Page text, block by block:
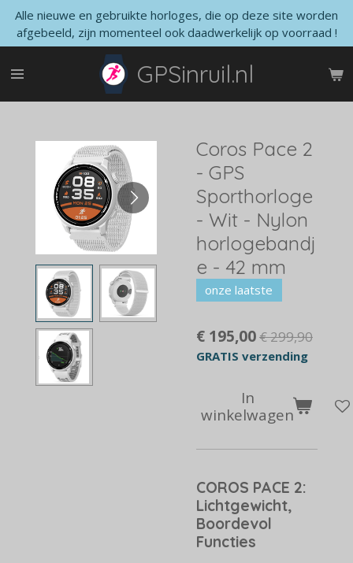
Ga
direct
naar
de
GPSinruil.nl
Alle nieuwe en gebruikte horloges, die op deze site worden
afgebeeld, zijn momenteel ook daadwerkelijk op voorraad !
Coros Pace 2
- GPS
Sporthorloge
- Wit - Nylon
horlogebandj
e - 42 mm
onze laatste
€ 195,00€ 299,90
GRATIS verzending
In
winkelwagen
COROS PACE 2:
Lichtgewicht,
Boordevol
Functies